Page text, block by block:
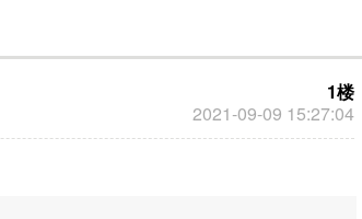
2021-09-09 15:27:04
1楼